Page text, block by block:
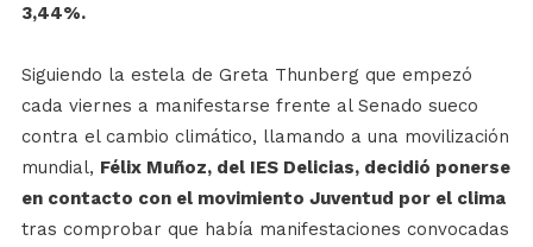
3,44%.
Siguiendo la estela de Greta Thunberg que empezó
cada viernes a manifestarse frente al Senado sueco
contra el cambio climático, llamando a una movilización
mundial, Félix Muñoz, del IES Delicias, decidió ponerse
en contacto con el movimiento Juventud por el clima
tras comprobar que había manifestaciones convocadas